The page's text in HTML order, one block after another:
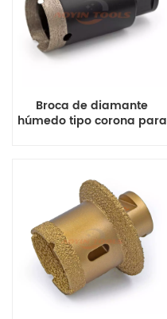
Broca de diamante
húmedo tipo corona para